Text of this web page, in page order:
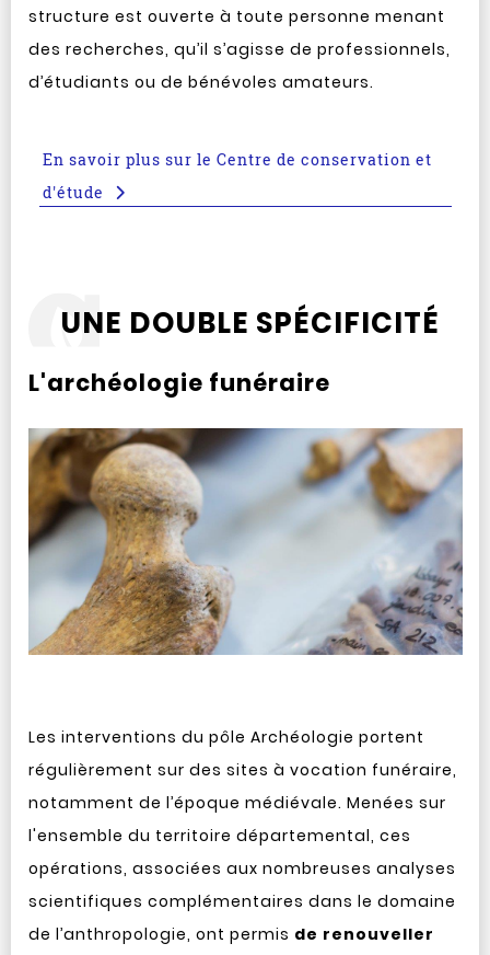
structure est ouverte à toute personne menant
des recherches, qu’il s’agisse de professionnels,
d’étudiants ou de bénévoles amateurs.
En savoir plus sur le Centre de conservation et
d'étude
UNE DOUBLE SPÉCIFICITÉ
L'archéologie funéraire
Les interventions du pôle Archéologie portent
régulièrement sur des sites à vocation funéraire,
notamment de l’époque médiévale. Menées sur
l'ensemble du territoire départemental, ces
opérations, associées aux nombreuses analyses
scientifiques complémentaires dans le domaine
de l’anthropologie, ont permis de renouveller